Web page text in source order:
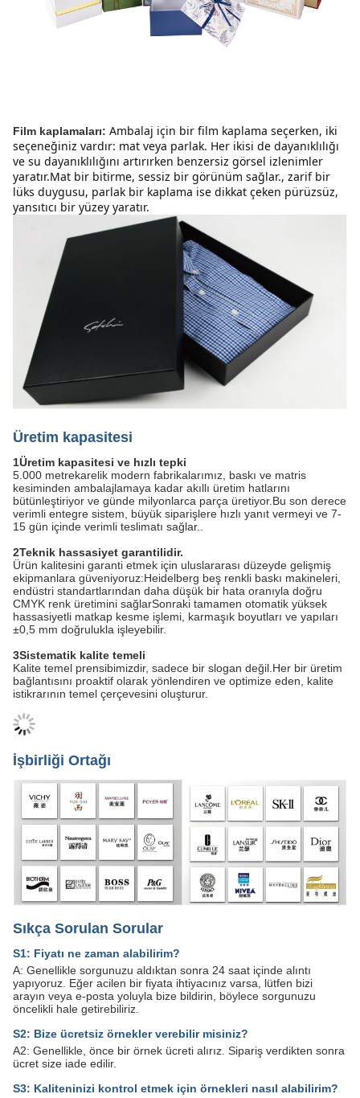
Film kaplamaları: Ambalaj için bir film kaplama seçerken, iki
seçeneğiniz vardır: mat veya parlak. Her ikisi de dayanıklılığı
ve su dayanıklılığını artırırken benzersiz görsel izlenimler
yaratır.Mat bir bitirme, sessiz bir görünüm sağlar., zarif bir
lüks duygusu, parlak bir kaplama ise dikkat çeken pürüzsüz,
yansıtıcı bir yüzey yaratır.
Üretim kapasitesi
1Üretim kapasitesi ve hızlı tepki
5.000 metrekarelik modern fabrikalarımız, baskı ve matris
kesiminden ambalajlamaya kadar akıllı üretim hatlarını
bütünleştiriyor ve günde milyonlarca parça üretiyor.Bu son derece
verimli entegre sistem, büyük siparişlere hızlı yanıt vermeyi ve 7-
15 gün içinde verimli teslimatı sağlar..
2Teknik hassasiyet garantilidir.
Ürün kalitesini garanti etmek için uluslararası düzeyde gelişmiş
ekipmanlara güveniyoruz:Heidelberg beş renkli baskı makineleri,
endüstri standartlarından daha düşük bir hata oranıyla doğru
CMYK renk üretimini sağlarSonraki tamamen otomatik yüksek
hassasiyetli matkap kesme işlemi, karmaşık boyutları ve yapıları
±0,5 mm doğrulukla işleyebilir.
3Sistematik kalite temeli
Kalite temel prensibimizdir, sadece bir slogan değil.Her bir üretim
bağlantısını proaktif olarak yönlendiren ve optimize eden, kalite
istikrarının temel çerçevesini oluşturur.
İşbirliği Ortağı
Sıkça Sorulan Sorular
S1: Fiyatı ne zaman alabilirim?
A: Genellikle sorgunuzu aldıktan sonra 24 saat içinde alıntı
yapıyoruz. Eğer acilen bir fiyata ihtiyacınız varsa, lütfen bizi
arayın veya e-posta yoluyla bize bildirin, böylece sorgunuzu
öncelikli hale getirebiliriz.
S2: Bize ücretsiz örnekler verebilir misiniz?
A2: Genellikle, önce bir örnek ücreti alırız. Sipariş verdikten sonra
ücret size iade edilir.
S3: Kaliteninizi kontrol etmek için örnekleri nasıl alabilirim?